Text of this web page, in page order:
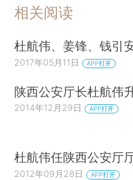
相关阅读
杜航伟、姜锋、钱引
2017年05月11日 APP打开
陕西公安厅长杜航伟
2014年12月29日 APP打开
杜航伟任陕西公安厅
2012年09月28日 APP打开